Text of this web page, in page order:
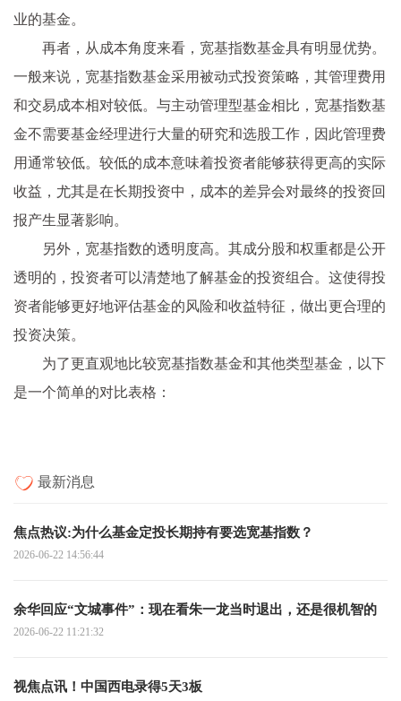
业的基金。
再者，从成本角度来看，宽基指数基金具有明显优势。
一般来说，宽基指数基金采用被动式投资策略，其管理费用
和交易成本相对较低。与主动管理型基金相比，宽基指数基
金不需要基金经理进行大量的研究和选股工作，因此管理费
用通常较低。较低的成本意味着投资者能够获得更高的实际
收益，尤其是在长期投资中，成本的差异会对最终的投资回
报产生显著影响。
另外，宽基指数的透明度高。其成分股和权重都是公开
透明的，投资者可以清楚地了解基金的投资组合。这使得投
资者能够更好地评估基金的风险和收益特征，做出更合理的
投资决策。
为了更直观地比较宽基指数基金和其他类型基金，以下
是一个简单的对比表格：
最新消息
焦点热议:为什么基金定投长期持有要选宽基指数？
2026-06-22 14:56:44
余华回应“文城事件”：现在看朱一龙当时退出，还是很机智的
2026-06-22 11:21:32
视焦点讯！中国西电录得5天3板